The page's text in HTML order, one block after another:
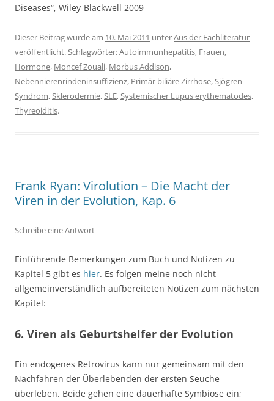
Diseases“, Wiley-Blackwell 2009
Dieser Beitrag wurde am 10. Mai 2011 unterAus der Fachliteratur
veröffentlicht. Schlagwörter:Autoimmunhepatitis, Frauen,
Hormone, Moncef Zouali, Morbus Addison,
Nebennierenrindeninsuffizienz, Primär biliäre Zirrhose,Sjögren-
Syndrom,Sklerodermie,SLE,Systemischer Lupus erythematodes,
Thyreoiditis.
Frank Ryan: Virolution – Die Macht der
Viren in der Evolution, Kap. 6
Schreibe eine Antwort
Einführende Bemerkungen zum Buch und Notizen zu
Kapitel 5 gibt es hier. Es folgen meine noch nicht
allgemeinverständlich aufbereiteten Notizen zum nächsten
Kapitel:
6. Viren als Geburtshelfer der Evolution
Ein endogenes Retrovirus kann nur gemeinsam mit den
Nachfahren der Überlebenden der ersten Seuche
überleben. Beide gehen eine dauerhafte Symbiose ein;